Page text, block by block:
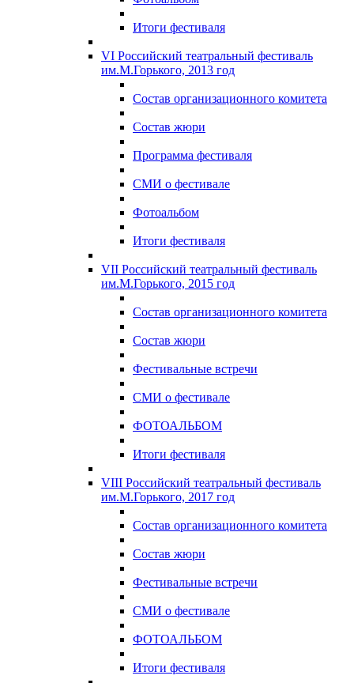
Итоги фестиваля
VI Российский театральный фестиваль
им.М.Горького, 2013 год
Состав организационного комитета
Состав жюри
Программа фестиваля
СМИ о фестивале
Фотоальбом
Итоги фестиваля
VII Российский театральный фестиваль
им.М.Горького, 2015 год
Состав организационного комитета
Состав жюри
Фестивальные встречи
СМИ о фестивале
ФОТОАЛЬБОМ
Итоги фестиваля
VIII Российский театральный фестиваль
им.М.Горького, 2017 год
Состав организационного комитета
Состав жюри
Фестивальные встречи
СМИ о фестивале
ФОТОАЛЬБОМ
Итоги фестиваля